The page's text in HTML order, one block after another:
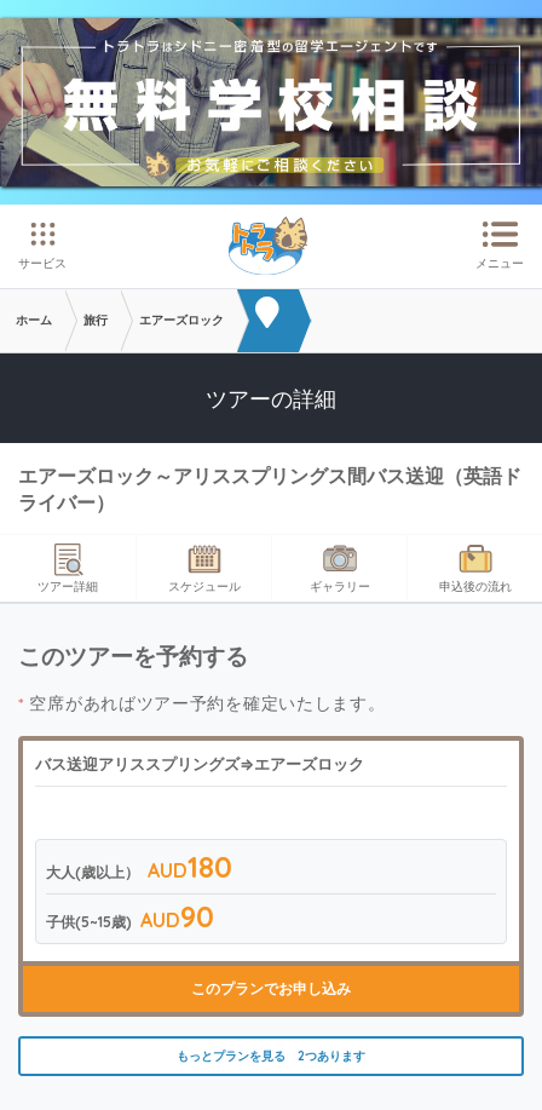
メインコンテンツへスキップ
サービス メニュー
ホーム 旅行 エアーズロック
ツアーの詳細
エアーズロック～アリススプリングス間バス送迎（英語ド
ライバー）
ツアー詳細 スケジュール ギャラリー 申込後の流れ
このツアーを予約する
* 空席があればツアー予約を確定いたします。
バス送迎アリススプリングズ⇒エアーズロック
大人(歳以上） AUD180
子供(5~15歳) AUD90
このプランでお申し込み
もっとプランを見る 2つあります